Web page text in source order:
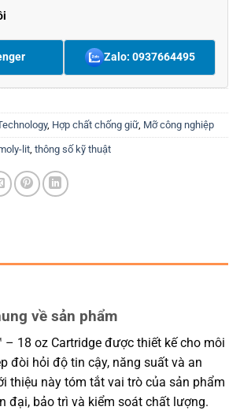
Zalo: 0937664495
, Hợp chất chống giữ, Mỡ công nghiệp
lit thông số kỹ thuật
về sản phẩm
– 18 oz Cartridge được thiết kế cho môi
đòi hỏi độ tin cậy, năng suất và an
thiệu này tóm tắt vai trò của sản phẩm
đại, bảo trì và kiểm soát chất lượng.